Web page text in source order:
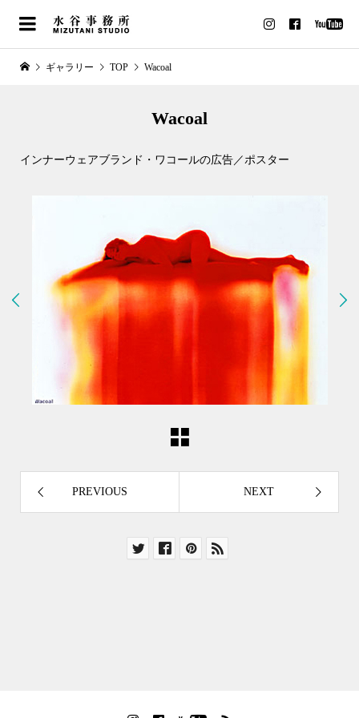
ギャラリー TOP Wacoal
Wacoal
インナーウェアブランド・ワコールの広告／ポスター
 
PREVIOUS NEXT